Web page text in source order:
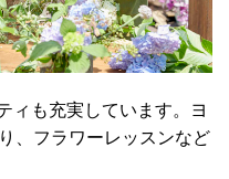
ィも充実しています。ヨ
、フラワーレッスンなど